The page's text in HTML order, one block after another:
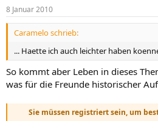
8 Januar 2010
Caramelo schrieb:
... Haette ich auch leichter haben
So kommt aber Leben in dieses
was für die Freunde historischer
Sie müssen registriert sein, um